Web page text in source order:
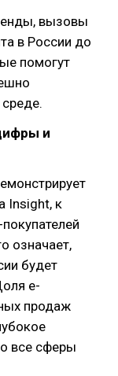
вызовы
в России до
помогут
и
Insight, к
означает,
будет
e-
продаж
все сферы